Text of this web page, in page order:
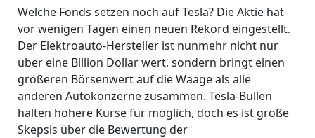
Welche Fonds setzen noch auf Tesla? Die Aktie hat
vor wenigen Tagen einen neuen Rekord eingestellt.
Der Elektroauto-Hersteller ist nunmehr nicht nur
über eine Billion Dollar wert, sondern bringt einen
größeren Börsenwert auf die Waage als alle
anderen Autokonzerne zusammen. Tesla-Bullen
halten höhere Kurse für möglich, doch es ist große
Skepsis über die Bewertung der